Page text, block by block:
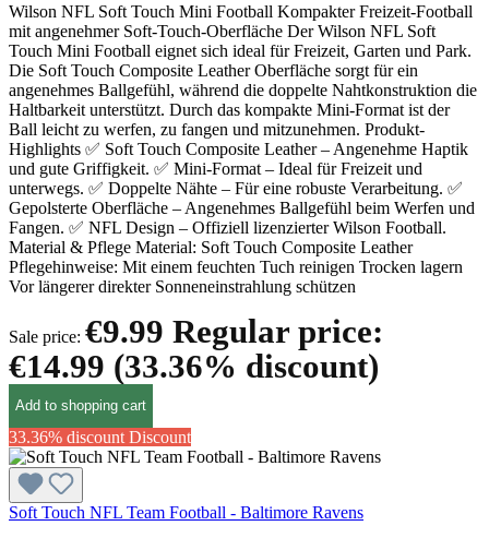
Wilson NFL Soft Touch Mini Football Kompakter Freizeit-Football
mit angenehmer Soft-Touch-Oberfläche Der Wilson NFL Soft
Touch Mini Football eignet sich ideal für Freizeit, Garten und Park.
Die Soft Touch Composite Leather Oberfläche sorgt für ein
angenehmes Ballgefühl, während die doppelte Nahtkonstruktion die
Haltbarkeit unterstützt. Durch das kompakte Mini-Format ist der
Ball leicht zu werfen, zu fangen und mitzunehmen. Produkt-
Highlights ✅ Soft Touch Composite Leather – Angenehme Haptik
und gute Griffigkeit. ✅ Mini-Format – Ideal für Freizeit und
unterwegs. ✅ Doppelte Nähte – Für eine robuste Verarbeitung. ✅
Gepolsterte Oberfläche – Angenehmes Ballgefühl beim Werfen und
Fangen. ✅ NFL Design – Offiziell lizenzierter Wilson Football.
Material & Pflege Material: Soft Touch Composite Leather
Pflegehinweise: Mit einem feuchten Tuch reinigen Trocken lagern
Vor längerer direkter Sonneneinstrahlung schützen
Sale price: €9.99 Regular price:
€14.99 (33.36% discount)
Add to shopping cart
33.36% discount Discount
Soft Touch NFL Team Football - Baltimore Ravens